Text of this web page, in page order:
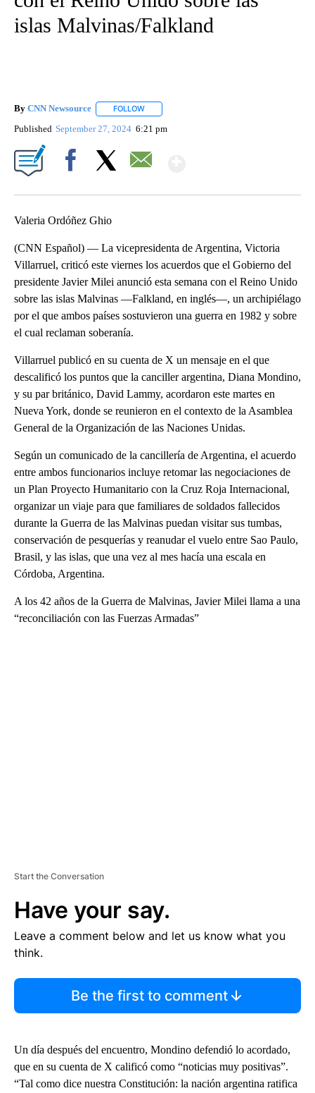
islas Malvinas/Falkland
By CNN Newsource FOLLOW
Published September 27, 2024 6:21 pm
Valeria Ordóñez Ghio
(CNN Español) — La vicepresidenta de Argentina, Victoria
Villarruel, criticó este viernes los acuerdos que el Gobierno del
presidente Javier Milei anunció esta semana con el Reino Unido
sobre las islas Malvinas ―Falkland, en inglés―, un archipiélago
por el que ambos países sostuvieron una guerra en 1982 y sobre
el cual reclaman soberanía.
Villarruel publicó en su cuenta de X un mensaje en el que
descalificó los puntos que la canciller argentina, Diana Mondino,
y su par británico, David Lammy, acordaron este martes en
Nueva York, donde se reunieron en el contexto de la Asamblea
General de la Organización de las Naciones Unidas.
Según un comunicado de la cancillería de Argentina, el acuerdo
entre ambos funcionarios incluye retomar las negociaciones de
un Plan Proyecto Humanitario con la Cruz Roja Internacional,
organizar un viaje para que familiares de soldados fallecidos
durante la Guerra de las Malvinas puedan visitar sus tumbas,
conservación de pesquerías y reanudar el vuelo entre Sao Paulo,
Brasil, y las islas, que una vez al mes hacía una escala en
Córdoba, Argentina.
A los 42 años de la Guerra de Malvinas, Javier Milei llama a una
“reconciliación con las Fuerzas Armadas”
Start the Conversation
Have your say.
Leave a comment below and let us know what you
think.
Be the first to comment
Un día después del encuentro, Mondino defendió lo acordado,
que en su cuenta de X calificó como “noticias muy positivas”.
“Tal como dice nuestra Constitución: la nación argentina ratifica